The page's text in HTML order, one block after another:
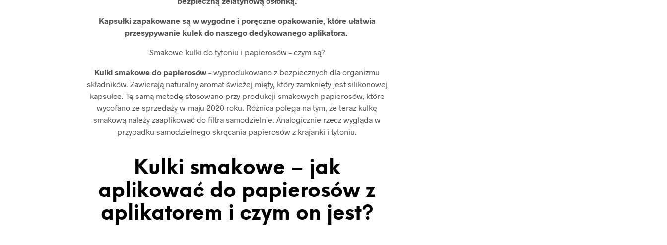
Kapsułki zapakowane są w wygodne i poręczne opakowanie, które ułatwia
przesypywanie kulek do naszego dedykowanego aplikatora.
Smakowe kulki do tytoniu i papierosów – czym są?
Kulki smakowe do papierosów – wyprodukowano z bezpiecznych dla organizmu
składników. Zawierają naturalny aromat świeżej mięty, który zamknięty jest silikonowej
kapsułce. Tę samą metodę stosowano przy produkcji smakowych papierosów, które
wycofano ze sprzedaży w maju 2020 roku. Różnica polega na tym, że teraz kulkę
smakową należy zaaplikować do filtra samodzielnie. Analogicznie rzecz wygląda w
przypadku samodzielnego skręcania papierosów z krajanki i tytoniu.
Kulki smakowe – jak
aplikować do papierosów z
aplikatorem i czym on jest?